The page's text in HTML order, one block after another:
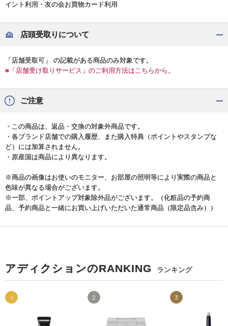
イント利用・友の会お買物カード利用
店頭受取りについて
「店舗受取可」 の記載がある商品のみ対象です。
■「店舗受け取りサービス」のご利用方法はこちらから。
ご注意
・この商品は、返品・交換の対象外商品です。
・各ブランド店舗での購入履歴、また購入特典（ポイントやスタンプな
ど）には加算されません。
・原産国は商品により異なります。
※商品の画像はお使いのモニター、お部屋の照明等により実際の商品と
色味が異なる場合がございます。
※一部、ポイントアップ対象除外品がございます。（化粧品の予約商
品、予約商品と一緒にお買い上げいただいた通常商品（限定品含み））
アディクションのRANKING ランキング
1 2 3